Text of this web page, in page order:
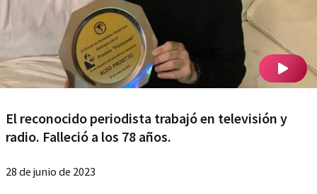
El reconocido periodista trabajó en televisión y
radio. Falleció a los 78 años.
28 de junio de 2023